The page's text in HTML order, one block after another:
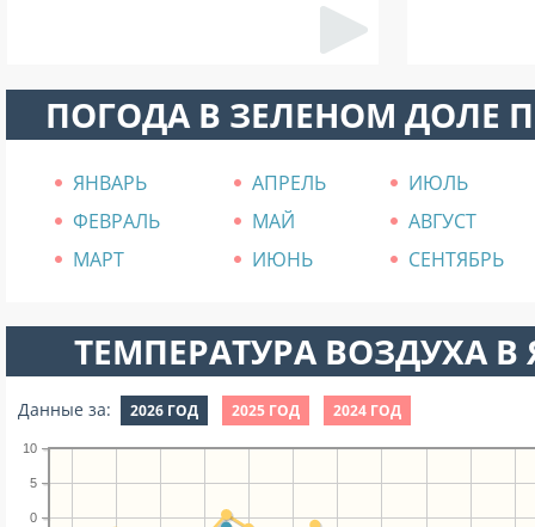
ПОГОДА В ЗЕЛЕНОМ ДОЛЕ
ЯНВАРЬ АПРЕЛЬ
ИЮЛЬ
ФЕВРАЛЬ
МАЙ
АВГУСТ
МАРТ
ИЮНЬ СЕНТЯБРЬ
ТЕМПЕРАТУРА ВОЗДУХА В
Данные за: 2026 ГОД 2025 ГОД 2024 ГОД
0
5
10